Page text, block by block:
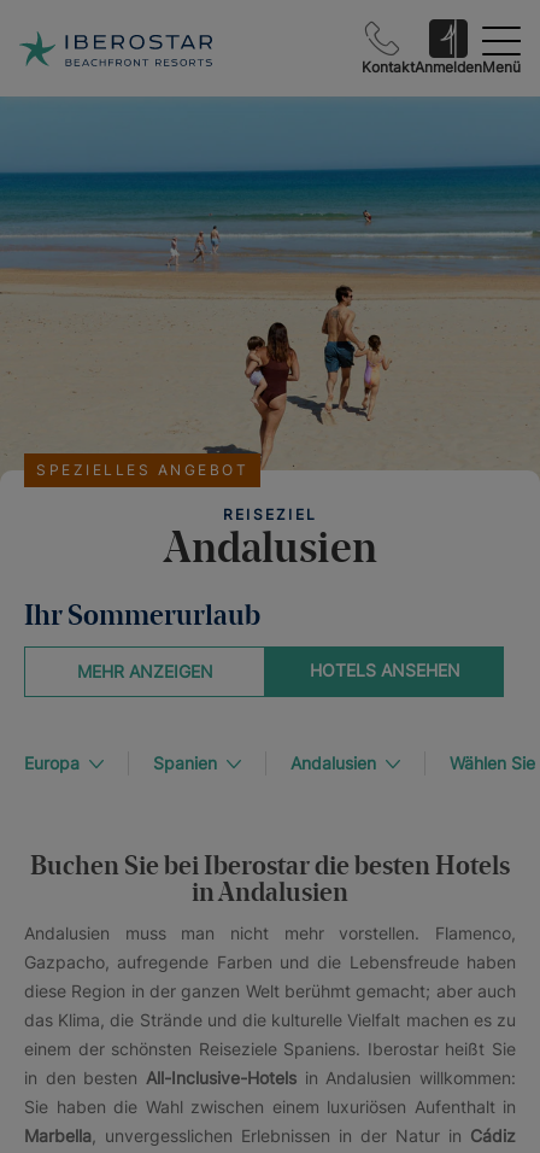
KontaktAnmeldenMenü
REISEZIEL
Andalusien
SPEZIELLES ANGEBOT
Ihr Sommerurlaub
HOTELS ANSEHEN
MEHR ANZEIGEN
Europa Spanien Andalusien Wählen
Buchen Sie bei Iberostar die besten Hotels
in Andalusien
Andalusien muss man nicht mehr vorstellen. Flamenco,
Gazpacho, aufregende Farben und die Lebensfreude haben
diese Region in der ganzen Welt berühmt gemacht; aber auch
das Klima, die Strände und die kulturelle Vielfalt machen es zu
einem der schönsten Reiseziele Spaniens. Iberostar heißt Sie
in den besten All-Inclusive-Hotels in Andalusien willkommen:
Sie haben die Wahl zwischen einem luxuriösen Aufenthalt in
Marbella , unvergesslichen Erlebnissen in der Natur in Cádiz